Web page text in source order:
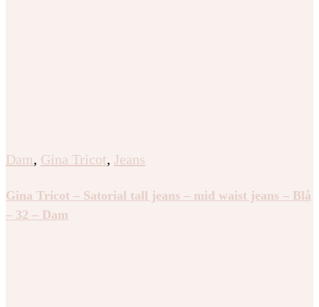
Dam, Gina Tricot, Jeans
Gina Tricot – Satorial tall jeans – mid waist jeans – Blå
– 32 – Dam